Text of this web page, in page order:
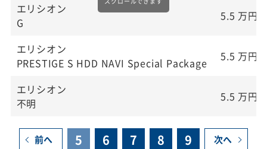
エリシオン
G
5.5 万円
エリシオン
PRESTIGE S HDD NAVI Special Package
5.5 万円
エリシオン
不明
5.5 万円
前へ 5 6 7 8 9 次へ